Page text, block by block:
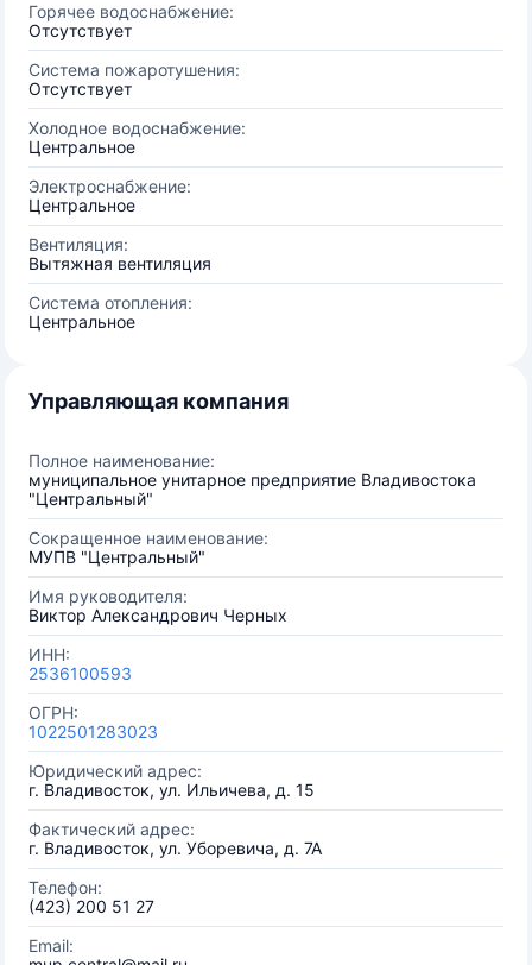
Горячее водоснабжение:
Отсутствует
Система пожаротушения:
Отсутствует
Холодное водоснабжение:
Центральное
Электроснабжение:
Центральное
Вентиляция:
Вытяжная вентиляция
Система отопления:
Центральное
Управляющая компания
Полное наименование:
муниципальное унитарное предприятие Владивостока
"Центральный"
Сокращенное наименование:
МУПВ "Центральный"
Имя руководителя:
Виктор Александрович Черных
ИНН:
2536100593
ОГРН:
1022501283023
Юридический адрес:
г. Владивосток, ул. Ильичева, д. 15
Фактический адрес:
г. Владивосток, ул. Уборевича, д. 7А
Телефон:
(423) 200 51 27
Email: